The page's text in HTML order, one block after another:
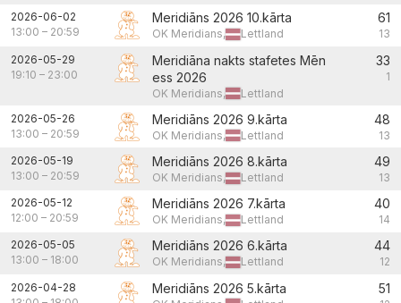
2026-06-02
13:00 – 20:59
Meridiāns 2026 10.kārta
OK Meridians, Lettland
61
13
2026-05-29
19:10 – 23:00
Meridiāna nakts stafetes Mēn
ess 2026
OK Meridians, Lettland
33
1
2026-05-26
13:00 – 20:59
Meridiāns 2026 9.kārta
OK Meridians, Lettland
48
13
2026-05-19
13:00 – 20:59
Meridiāns 2026 8.kārta
OK Meridians, Lettland
49
13
2026-05-12
12:00 – 20:59
Meridiāns 2026 7.kārta
OK Meridians, Lettland
40
14
2026-05-05
13:00 – 18:00
Meridiāns 2026 6.kārta
OK Meridians, Lettland
44
12
2026-04-28
Meridiāns 2026 5.kārta 51